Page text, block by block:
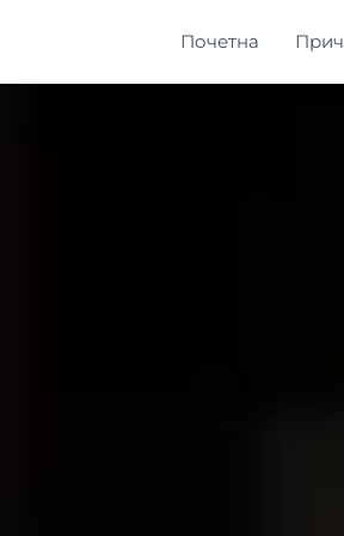
Почетна